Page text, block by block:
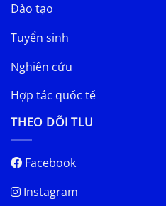
Đào tạo
Tuyển sinh
Nghiên cứu
Hợp tác quốc tế
THEO DÕI TLU
Facebook
Instagram